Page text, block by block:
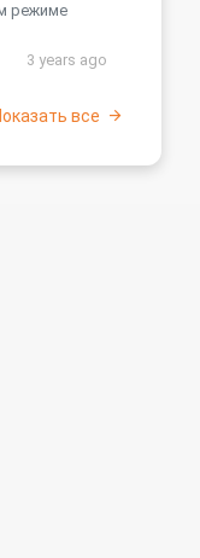
режиме
3 years ago
все